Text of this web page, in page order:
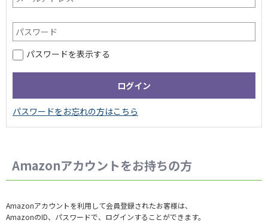
パスワードを表示する
Amazonアカウントをお持ちの方
Amazonアカウントを利用して会員登録されたお客様は、
AmazonのID、パスワードで、ログインすることができます。